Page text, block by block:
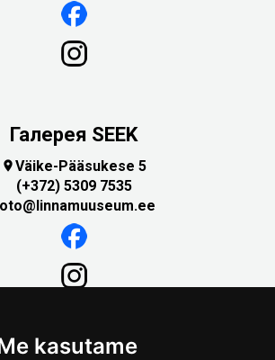
kasutame
Галерея SEEK
Väike-Pääsukese 5
(+372) 5309 7535